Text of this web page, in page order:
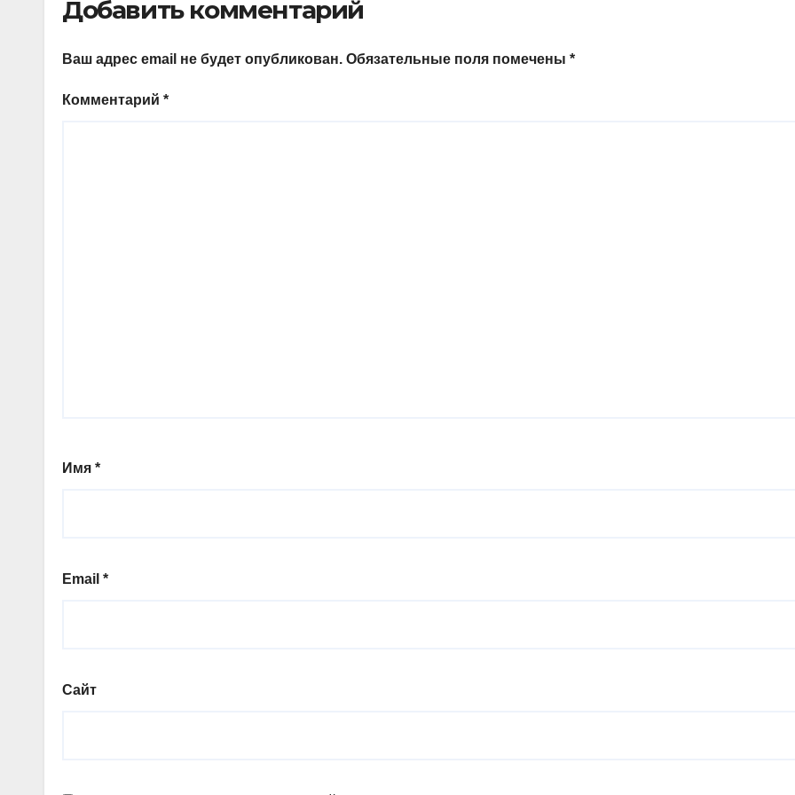
Добавить комментарий
Ваш адрес email не будет опубликован. Обязательные поля помечены *
Комментарий *
Имя *
Email *
Сайт